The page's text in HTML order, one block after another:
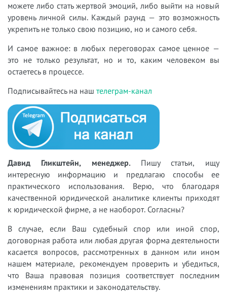
можете либо стать жертвой эмоций, либо выйти на новый
уровень личной силы. Каждый раунд — это возможность
укрепить не только свою позицию, но и самого себя.
И самое важное: в любых переговорах самое ценное —
это не только результат, но и то, каким человеком вы
остаетесь в процессе.
Подписывайтесь на наш телеграм-канал
Давид Гликштейн, менеджер. Пишу статьи, ищу
интересную информацию и предлагаю способы ее
практического использования. Верю, что благодаря
качественной юридической аналитике клиенты приходят
к юридической фирме, а не наоборот. Согласны?
В случае, если Ваш судебный спор или иной спор,
договорная работа или любая другая форма деятельности
касается вопросов, рассмотренных в данном или ином
нашем материале, рекомендуем проверить и убедиться,
что Ваша правовая позиция соответствует последним
изменениям практики и законодательству.